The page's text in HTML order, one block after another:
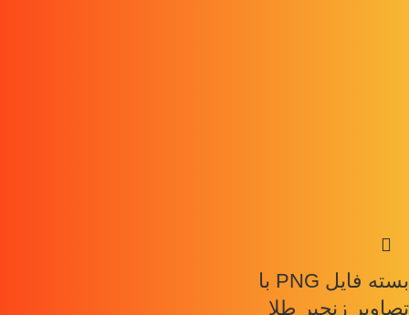
بسته فایل PNG با
تصاویر زنجیر طلا